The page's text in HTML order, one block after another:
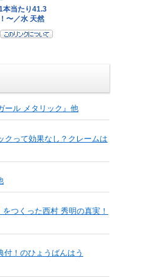
ール メタリック』他
クって効果なし？クレームは
つくった西村 秀明の真実！
！のひょうばんはう